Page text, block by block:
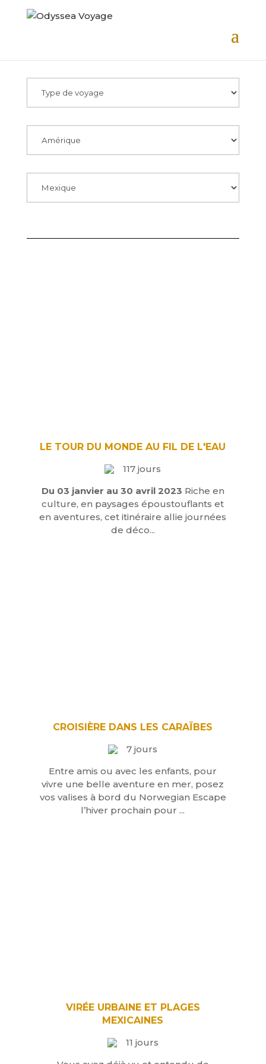
LE TOUR DU MONDE AU FIL DE L'EAU
117 jours
Du 03 janvier au 30 avril 2023 Riche en
culture, en paysages époustouflants et
en aventures, cet itinéraire allie journées
de déco...
CROISIÈRE DANS LES CARAÏBES
7 jours
Entre amis ou avec les enfants, pour
vivre une belle aventure en mer, posez
vos valises à bord du Norwegian Escape
l’hiver prochain pour ...
VIRÉE URBAINE ET PLAGES
MEXICAINES
11 jours